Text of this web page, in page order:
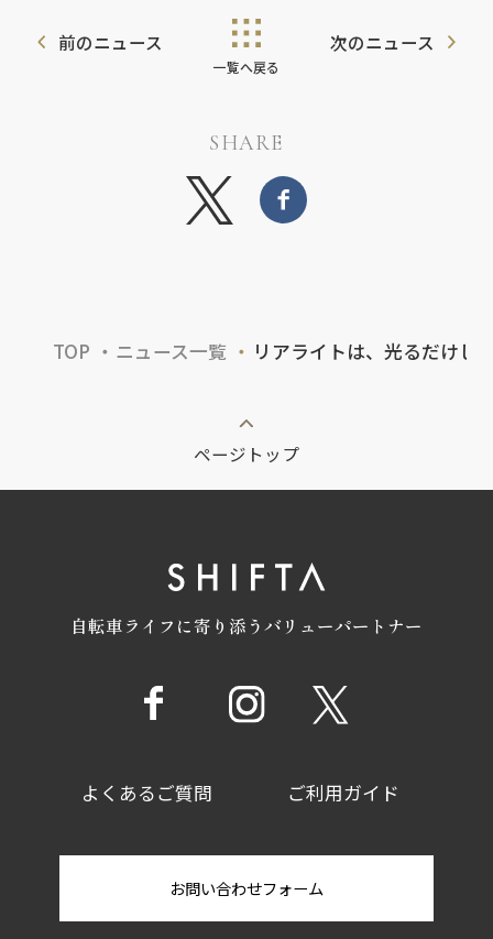
前のニュース
一覧へ戻る
次のニュース
SHARE
TOP ニュース一覧 リアライトは、光るだけじ
ページトップ
自転車ライフに寄り添うバリューパートナー
よくあるご質問 ご利用ガイド
お問い合わせフォーム